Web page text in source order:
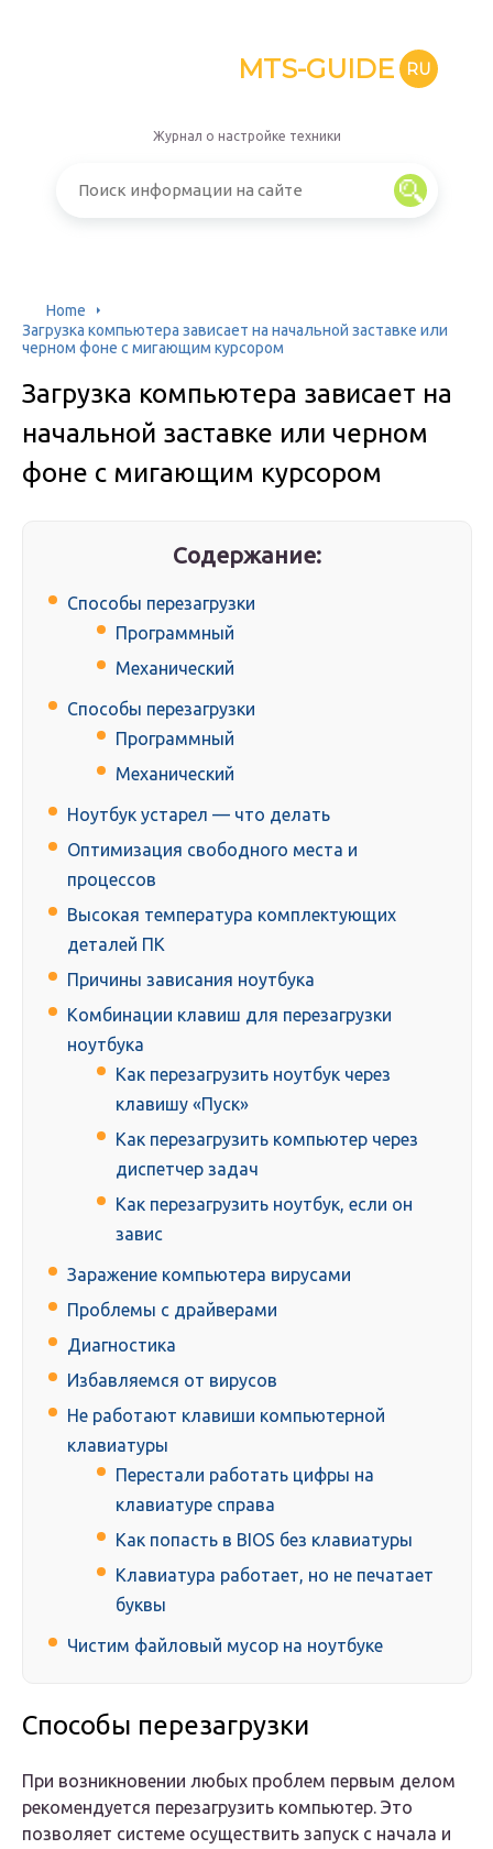
MTS-GUIDE RU
Журнал о настройке техники
Home
Загрузка компьютера зависает на начальной заставке или
черном фоне с мигающим курсором
Загрузка компьютера зависает на
начальной заставке или черном
фоне с мигающим курсором
Содержание:
Способы перезагрузки
Программный
Механический
Способы перезагрузки
Программный
Механический
Ноутбук устарел — что делать
Оптимизация свободного места и
процессов
Высокая температура комплектующих
деталей ПК
Причины зависания ноутбука
Комбинации клавиш для перезагрузки
ноутбука
Как перезагрузить ноутбук через
клавишу «Пуск»
Как перезагрузить компьютер через
диспетчер задач
Как перезагрузить ноутбук, если он
завис
Заражение компьютера вирусами
Проблемы с драйверами
Диагностика
Избавляемся от вирусов
Не работают клавиши компьютерной
клавиатуры
Перестали работать цифры на
клавиатуре справа
Как попасть в BIOS без клавиатуры
Клавиатура работает, но не печатает
буквы
Чистим файловый мусор на ноутбуке
Способы перезагрузки
При возникновении любых проблем первым делом
рекомендуется перезагрузить компьютер. Это
позволяет системе осуществить запуск с начала и